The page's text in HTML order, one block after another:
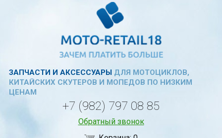
ЗАПЧАСТИ И АКСЕССУАРЫДЛЯ МОТОЦИКЛОВ,
КИТАЙСКИХ СКУТЕРОВ И МОПЕДОВ ПО НИЗКИМ
ЦЕНАМ
+7 (982) 797 08 85
Обратный звонок